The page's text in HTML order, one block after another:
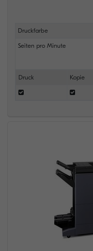
Druckfarbe
Seiten pro Minute
Druck Kopie